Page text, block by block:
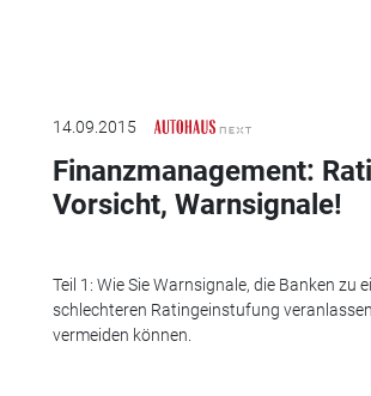
14.09.2015
Finanzmanagement:
Vorsicht, Warnsignale!
Teil 1: Wie Sie Warnsignale, die Banken zu
schlechteren Ratingeinstufung
vermeiden können.